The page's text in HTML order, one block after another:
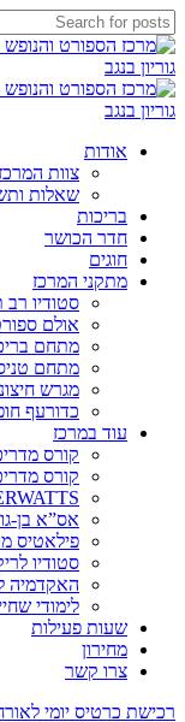
אודות
צוות המרכז
שאלות
בריכות
חדר הכושר
חוגים
מתקני המרכז
סטודיו רב
אולם
מתחם
מתחם
מגרש
כדורעף
עוד במרכז
קורס
קורס
אס”א בן-
פילאטיס
סטודיו
האקדמיה
לימודי
שעות פעילות
מחירון
צרו קשר
רכישת כרטיס יומי